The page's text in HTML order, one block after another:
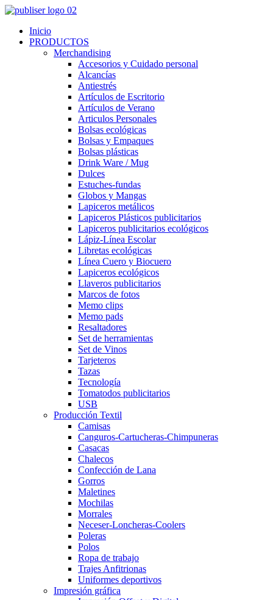
Inicio
PRODUCTOS
Merchandising
Accesorios y Cuidado personal
Alcancías
Antiestrés
Artículos de Escritorio
Artículos de Verano
Articulos Personales
Bolsas ecológicas
Bolsas y Empaques
Bolsas plásticas
Drink Ware / Mug
Dulces
Estuches-fundas
Globos y Mangas
Lapiceros metálicos
Lapiceros Plásticos publicitarios
Lapiceros publicitarios ecológicos
Lápiz-Línea Escolar
Libretas ecológicas
Línea Cuero y Biocuero
Lapiceros ecológicos
Llaveros publicitarios
Marcos de fotos
Memo clips
Memo pads
Resaltadores
Set de herramientas
Set de Vinos
Tarjeteros
Tazas
Tecnología
Tomatodos publicitarios
USB
Producción Textil
Camisas
Canguros-Cartucheras-Chimpuneras
Casacas
Chalecos
Confección de Lana
Gorros
Maletines
Mochilas
Morrales
Neceser-Loncheras-Coolers
Poleras
Polos
Ropa de trabajo
Trajes Anfitrionas
Uniformes deportivos
Impresión gráfica